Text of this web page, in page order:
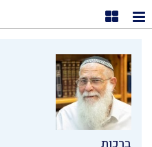
תצוגת רשימה
תצוגת קוביות